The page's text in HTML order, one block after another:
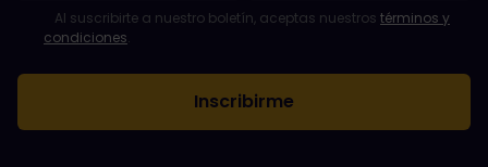
El campo de dirección de email es obligatorio.
La dirección de email no es válida.
Ha habido un fallo al suscribirte al boletín. Vuelve a intentarlo
¡Ya te has suscrito a este boletín!
Acepta los términos y condiciones para suscribirte al boletín
Al suscribirte a nuestro boletín, aceptas nuestros términos y
condiciones.